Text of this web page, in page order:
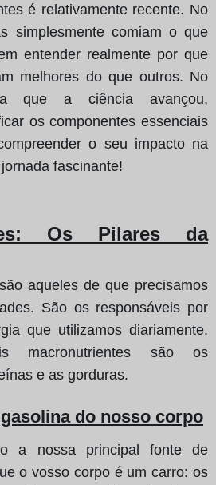
é relativamente recente. No
simplesmente comiam o que
entender realmente por que
melhores do que outros. No
que a ciência avançou,
os componentes essenciais
o seu impacto na
fascinante!
Os Pilares da
aqueles de que precisamos
São os responsáveis por
que utilizamos diariamente.
macronutrientes são os
e as gorduras.
do nosso corpo
a nossa principal fonte de
o vosso corpo é um carro: os